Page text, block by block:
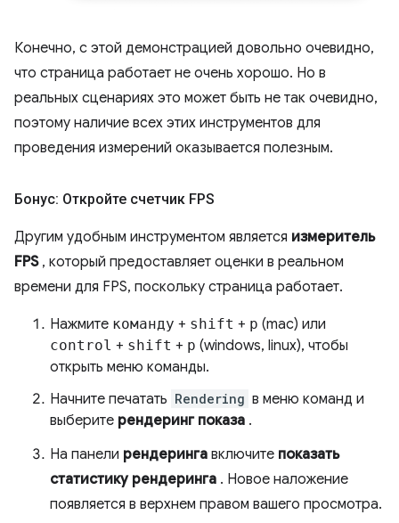
Конечно, с этой демонстрацией довольно очевидно,
что страница работает не очень хорошо. Но в
реальных сценариях это может быть не так очевидно,
поэтому наличие всех этих инструментов для
проведения измерений оказывается полезным.
Бонус: Откройте счетчик FPS
Другим удобным инструментом является измеритель
FPS, который предоставляет оценки в реальном
времени для FPS, поскольку страница работает.
Нажмите команду + shift + p (mac) или
control + shift + p (windows, linux), чтобы
открыть меню команды.
Начните печатать Rendering в меню команд и
выберите рендеринг показа .
На панели рендеринга включите показать
статистику рендеринга . Новое наложение
появляется в верхнем правом вашего просмотра.